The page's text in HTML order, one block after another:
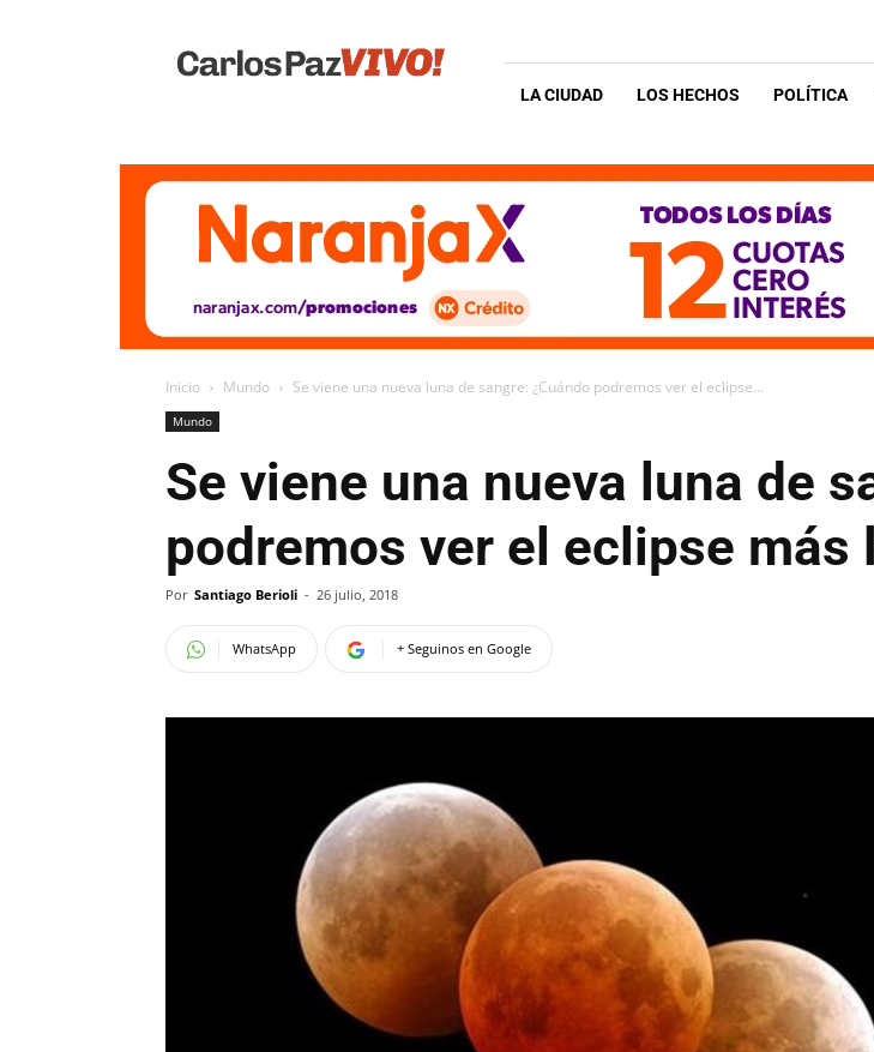
Vivo
LA CIUDAD LOS HECHOS POLÍTICA
Inicio Mundo Se viene una nueva luna de sangre: ¿Cuándo podremos ver el eclipse...
Mundo
Se viene una nueva luna de
podremos ver el eclipse más
Por Santiago Berioli - 26 julio, 2018
WhatsApp + Seguinos en Google